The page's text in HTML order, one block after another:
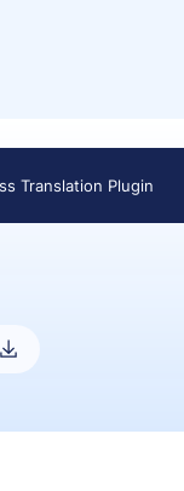
Translation Plugin